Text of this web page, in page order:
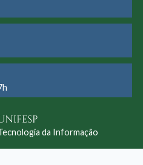
da Informação